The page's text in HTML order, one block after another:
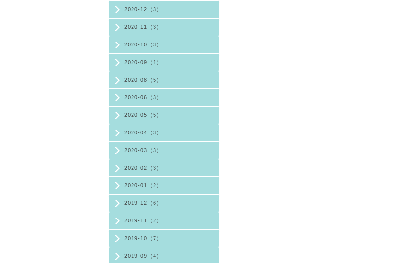
2020-12（3）
2020-11（3）
2020-10（3）
2020-09（1）
2020-08（5）
2020-06（3）
2020-05（5）
2020-04（3）
2020-03（3）
2020-02（3）
2020-01（2）
2019-12（6）
2019-11（2）
2019-10（7）
2019-09（4）